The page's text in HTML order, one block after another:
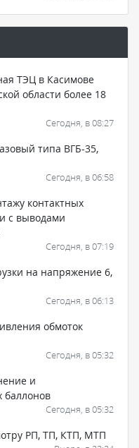
ТЭЦ в Касимове
области более 18
Сегодня, в 08:27
типа ВГБ-35,
Сегодня, в 06:58
контактных
с выводами
Сегодня, в 07:19
на напряжение 6,
Сегодня, в 06:13
обмоток
Сегодня, в 05:32
и
баллонов
Сегодня, в 05:32
РП, ТП, КТП, МТП